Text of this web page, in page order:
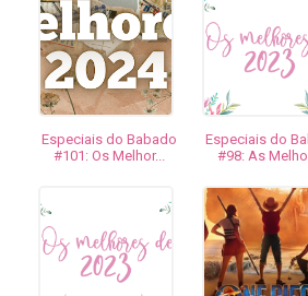
Especiais do Babado
#101: Os Melhor...
Especiais do
#98: As